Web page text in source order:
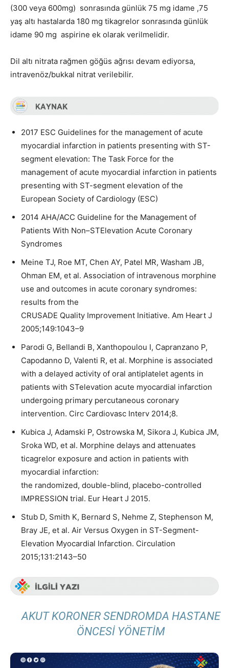
(300 veya 600mg) sonrasında günlük 75 mg idame ,75
yaş altı hastalarda 180 mg tikagrelor sonrasında günlük
idame 90 mg aspirine ek olarak verilmelidir.
Dil altı nitrata rağmen göğüs ağrısı devam ediyorsa,
intravenöz/bukkal nitrat verilebilir.
2017 ESC Guidelines for the management of acute
myocardial infarction in patients presenting with ST-
segment elevation: The Task Force for the
management of acute myocardial infarction in patients
presenting with ST-segment elevation of the
European Society of Cardiology (ESC)
2014 AHA/ACC Guideline for the Management of
Patients With Non–STElevation Acute Coronary
Syndromes
Meine TJ, Roe MT, Chen AY, Patel MR, Washam JB,
Ohman EM, et al. Association of intravenous morphine
use and outcomes in acute coronary syndromes:
results from the
CRUSADE Quality Improvement Initiative. Am Heart J
2005;149:1043–9
Parodi G, Bellandi B, Xanthopoulou I, Capranzano P,
Capodanno D, Valenti R, et al. Morphine is associated
with a delayed activity of oral antiplatelet agents in
patients with STelevation acute myocardial infarction
undergoing primary percutaneous coronary
intervention. Circ Cardiovasc Interv 2014;8.
Kubica J, Adamski P, Ostrowska M, Sikora J, Kubica JM,
Sroka WD, et al. Morphine delays and attenuates
ticagrelor exposure and action in patients with
myocardial infarction:
the randomized, double-blind, placebo-controlled
IMPRESSION trial. Eur Heart J 2015.
Stub D, Smith K, Bernard S, Nehme Z, Stephenson M,
Bray JE, et al. Air Versus Oxygen in ST-Segment-
Elevation Myocardial Infarction. Circulation
2015;131:2143–50
AKUT KORONER SENDROMDA HASTANE
ÖNCESI YÖNETIM